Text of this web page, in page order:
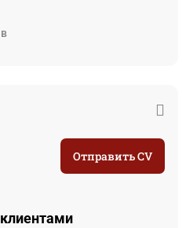
Отправить CV